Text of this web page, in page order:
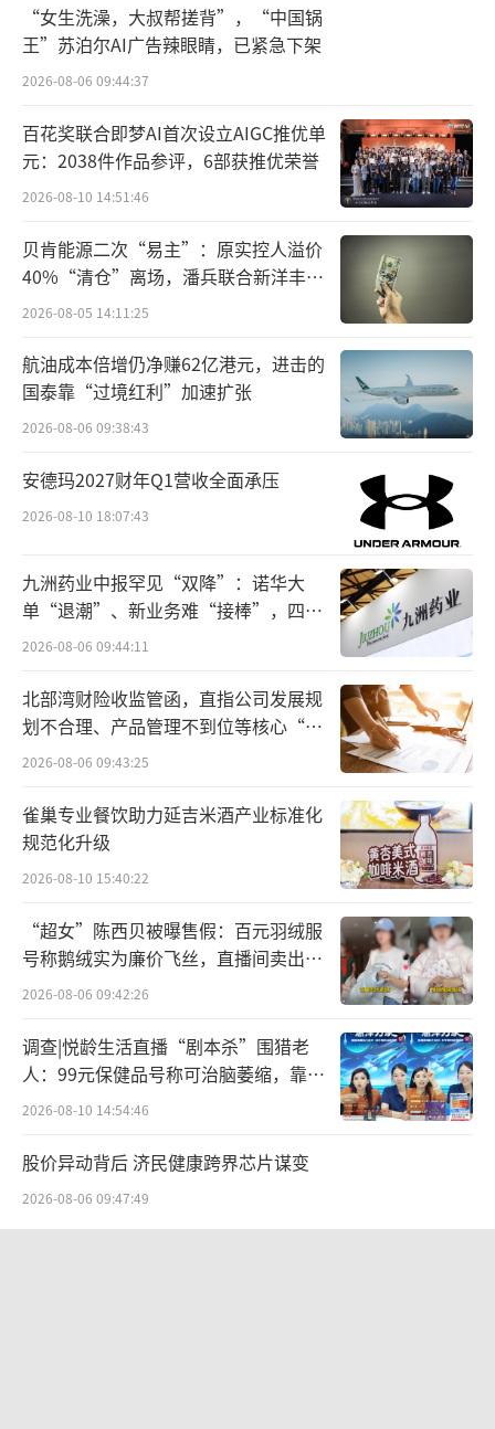
的工业硅项目。
交易对手方隆基绿能作为全球最大的单晶
硅产品制造商，其与通威股份的联合也是备受
市场关注。说起来，隆基股份与通威股份旗下
永祥股份早在2017年1月、3月分别签署了合作
协议，在单晶硅棒和高纯晶硅领域进行项目合
作。
2017年1月，通威股份下属永祥股份与隆基
绿能及天合光能三方以出资成立合资公司的方
式共同投建丽江年产5GW单晶硅棒项目，合资
公司注册资本为8亿元，三者分别出资1.2亿
份又与隆基绿能共同成立合资公司作为年产5万
吨高纯多晶硅项目的投资主体，合资公司注册
资本为12亿元，二者分别持股85%和15%。
随后2018年，通威股份旗下3家公司与隆基
绿能旗下4家公司就多晶硅产品的销售与采购
拟签订合作协议，销售多晶硅合计约 5.5万吨。
2019年6月，通威股份与隆基股份就高纯晶
硅、硅片合作事项达成合作意向，双方签订了
战略合作协议。2020年9月，双方基于签署的战
略协议做了调整，除了对2017年成立的永祥新
能源增资扩股外，隆基拟参股投资云南通威
（云南保山4万吨高纯晶硅项目），持股比例4
9%，双方以每年10.18万吨多晶硅料的交易量
为基础目标。
此后，两家龙头公司又签订了相关采购合
同。2022年3月，通威股份与隆基绿能签订了为
期两年多的多晶硅采购协议，合同约定采购总
量高达20.36万吨，按照当时市场价格预估，合
同金额高达442亿元。
“女生洗澡，大叔帮搓背”，“中国锅
王”苏泊尔AI广告辣眼睛，已紧急下架
2026-08-06 09:44:37
百花奖联合即梦AI首次设立AIGC推优单
元：2038件作品参评，6部获推优荣誉
2026-08-10 14:51:46
贝肯能源二次“易主”：原实控人溢价
40%“清仓”离场，潘兵联合新洋丰、
宏科百世拟入主
2026-08-05 14:11:25
航油成本倍增仍净赚62亿港元，进击的
国泰靠“过境红利”加速扩张
2026-08-06 09:38:43
安德玛2027财年Q1营收全面承压
2026-08-10 18:07:43
九洲药业中报罕见“双降”：诺华大
单“退潮”、新业务难“接棒”，四大
难关待闯
2026-08-06 09:44:11
北部湾财险收监管函，直指公司发展规
划不合理、产品管理不到位等核心“痛
点”
2026-08-06 09:43:25
雀巢专业餐饮助力延吉米酒产业标准化
规范化升级
2026-08-10 15:40:22
“超女”陈西贝被曝售假：百元羽绒服
号称鹅绒实为廉价飞丝，直播间卖出超
百万元
2026-08-06 09:42:26
调查|悦龄生活直播“剧本杀”围猎老
人：99元保健品号称可治脑萎缩，靠鸡
蛋拉新一年开近两万家店
2026-08-10 14:54:46
股价异动背后 济民健康跨界芯片谋变
2026-08-06 09:47:49